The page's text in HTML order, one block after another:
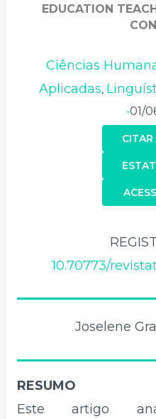
EDUCATION
Ciências
Aplicadas,
•01/
10.70773/
Joselene
RESUMO
Este artigo